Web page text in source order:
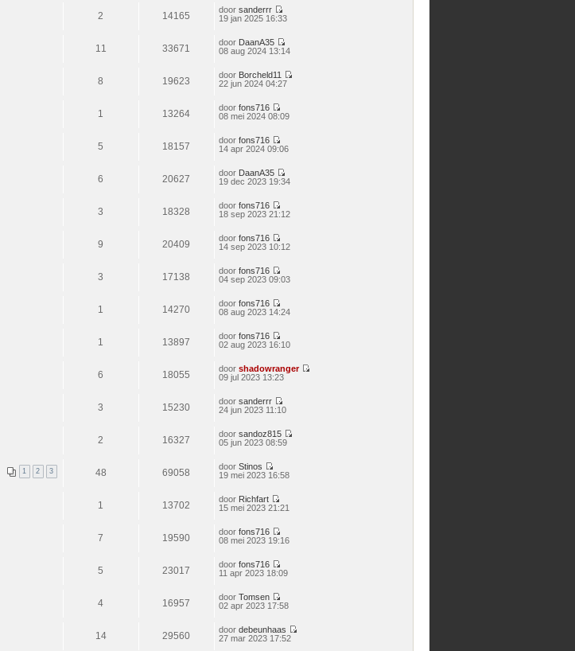
2 14165
door sanderrr
Bekijk
19 jan 2025 16:33
11 33671
door DaanA35
Bekijk
08 aug 2024 13:14
8 19623
door Borcheld11
22 jun 2024 04:27
1 13264
door fons716
Bekijk
08 mei 2024 08:09
5 18157
door fons716
Bekijk
14 apr 2024 09:06
6 20627
door DaanA35
Bekijk
19 dec 2023 19:34
3 18328
door fons716
Bekijk
18 sep 2023 21:12
9 20409
door fons716
Bekijk
14 sep 2023 10:12
3 17138
door fons716
Bekijk
04 sep 2023 09:03
1 14270
door fons716
Bekijk
08 aug 2023 14:24
1 13897
door fons716
Bekijk
02 aug 2023 16:10
6 18055
door shadowranger
09 jul 2023 13:23
3 15230
door sanderrr
Bekijk
24 jun 2023 11:10
2 16327
door sandoz815
05 jun 2023 08:59
1 2 3 48 69058
door Stinos
Bekijk
19 mei 2023 16:58
1 13702
door Richfart
Bekijk
15 mei 2023 21:21
7 19590
door fons716
Bekijk
08 mei 2023 19:16
5 23017
door fons716
Bekijk
11 apr 2023 18:09
4 16957
door Tomsen
Bekijk
02 apr 2023 17:58
14 29560
door debeunhaas
27 mar 2023 17:52